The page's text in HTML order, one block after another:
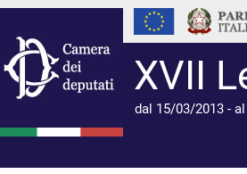
XVII
dal 15/03/2013 -